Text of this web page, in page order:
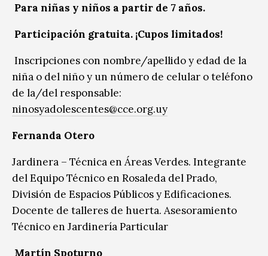
Para niñas y niños a partir de 7 años.
Participación gratuita. ¡Cupos limitados!
Inscripciones con nombre/apellido y edad de la
niña o del niño y un número de celular o teléfono
de la/del responsable:
ninosyadolescentes@cce.org.uy
Fernanda Otero
Jardinera – Técnica en Áreas Verdes. Integrante
del Equipo Técnico en Rosaleda del Prado,
División de Espacios Públicos y Edificaciones.
Docente de talleres de huerta. Asesoramiento
Técnico en Jardinería Particular
Martín Spoturno